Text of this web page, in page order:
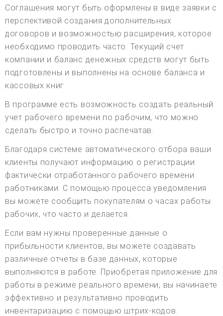
Соглашения могут быть оформлены в виде заявки с
перспективой создания дополнительных
договоров и возможностью расширения, которое
необходимо проводить часто. Текущий счет
компании и баланс денежных средств могут быть
подготовлены и выполнены на основе баланса и
кассовых книг.
В программе есть возможность создать реальный
учет рабочего времени по рабочим, что можно
сделать быстро и точно распечатав.
Благодаря системе автоматического отбора ваши
клиенты получают информацию о регистрации
фактически отработанного рабочего времени
работниками. С помощью процесса уведомления
вы можете сообщить покупателям о часах работы
рабочих, что часто и делается.
Если вам нужны проверенные данные о
прибыльности клиентов, вы можете создавать
различные отчеты в базе данных, которые
выполняются в работе. Приобретая приложение для
работы в режиме реального времени, вы начинаете
эффективно и результативно проводить
инвентаризацию с помощью штрих-кодов.